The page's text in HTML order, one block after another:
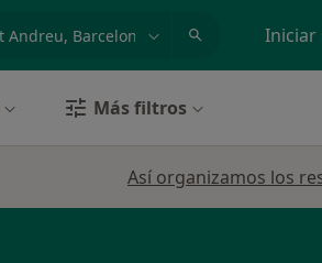
Iniciar
Más filtros
Así organizamos los